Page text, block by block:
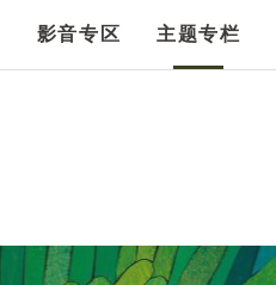
影音专区 主题专栏